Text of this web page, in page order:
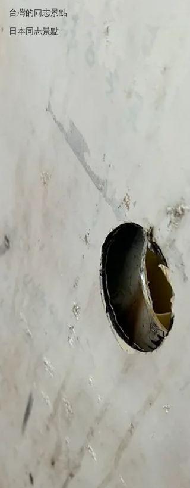
台灣的同志景點
日本同志景點